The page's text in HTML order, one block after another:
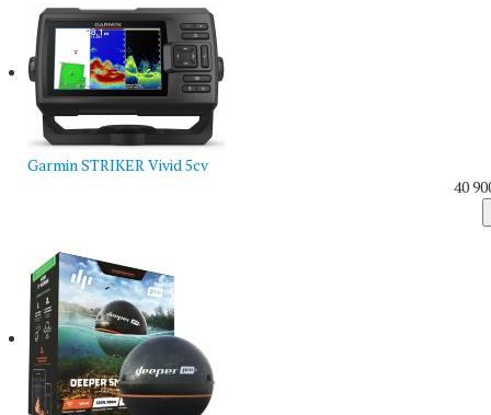
Garmin STRIKER Vivid 5cv
40